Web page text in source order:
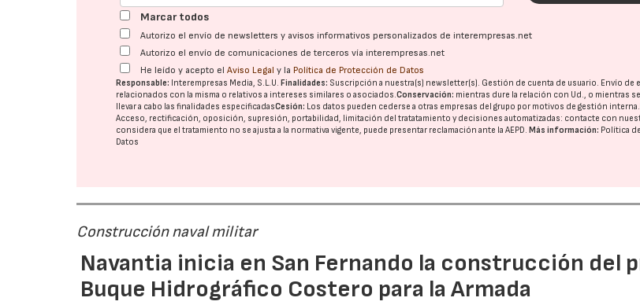
Marcar todos
Autorizo el envío de newsletters y avisos informativos personalizados de interempresas.net
Autorizo el envío de comunicaciones de terceros vía interempresas.net
He leído y acepto elAviso Legal y la Política de Protección de Datos
Responsable: Interempresas Media, S.L.U. Finalidades: Suscripción a nuestra(s) newsletter(s). Gestión de cuenta de usuario. Envío de
relacionados con la misma o relativos a intereses similares o asociados.Conservación: mientras dure la relación con Ud., o mientras
llevar a cabo las finalidades especificadasCesión: Los datos pueden cederse a otras empresas del grupo por motivos de gestión interna.
Acceso, rectificación, oposición, supresión, portabilidad, limitación del tratatamiento y decisiones automatizadas: contacte con
considera que el tratamiento no se ajusta a la normativa vigente, puede presentar reclamación ante laAEPD. Más información: Política
Datos
Construcción naval militar
Navantia inicia en San Fernando la construcción del
Buque Hidrográfico Costero para la Armada